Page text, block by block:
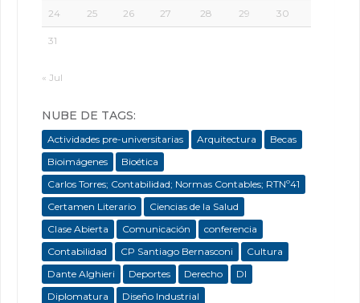
24 25 26 27 28 29 30
31
« Jul
NUBE DE TAGS:
Actividades pre-universitarias Arquitectura
Becas
Bioimágenes
Bioética
Carlos Torres; Contabilidad; Normas Contables; RTNº41
Certamen Literario
Ciencias de la Salud
Clase Abierta
Comunicación
conferencia
Contabilidad
CP Santiago Bernasconi
Cultura
Dante Alghieri
Deportes Derecho
DI
Diplomatura
Diseño Industrial